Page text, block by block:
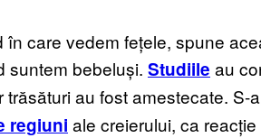
care vedem fețele, spune
suntem bebeluși. Studiile au
au fost amestecate. S-
regiuni ale creierului, ca